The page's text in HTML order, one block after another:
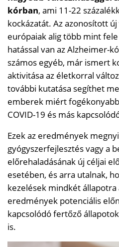
kórban, ami 11-22
kockázatát. Az azonosított
európaiak alig több mint
hatással van az Alzheimer-
számos egyéb, már ismert
aktivitása az életkorral
további kutatása segíthet
emberek miért
COVID-19 és más
Ezek az eredmények
gyógyszerfejlesztés vagy a
előrehaladásának új céljai
esetében, és arra utalnak,
kezelések mindkét állapotra
eredmények potenciális
kapcsolódó fertőző
is.